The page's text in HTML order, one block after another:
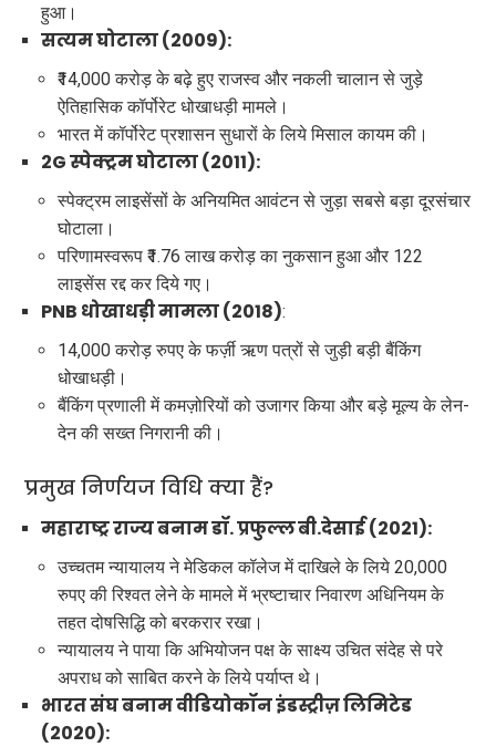
हुआ।
सत्यम घोटाला (2009):
₹14,000 करोड़ के बढ़े हुए राजस्व और नकली चालान से जुड़े
ऐतिहासिक कॉर्पोरेट धोखाधड़ी मामले।
भारत में कॉर्पोरेट प्रशासन सुधारों के लिये मिसाल कायम की।
2G स्पेक्ट्रम घोटाला (2011):
स्पेक्ट्रम लाइसेंसों के अनियमित आवंटन से जुड़ा सबसे बड़ा दूरसंचार
घोटाला।
परिणामस्वरूप ₹1.76 लाख करोड़ का नुकसान हुआ और 122
लाइसेंस रद्द कर दिये गए।
PNB धोखाधड़ी मामला (2018):
14,000 करोड़ रुपए के फर्ज़ी ऋण पत्रों से जुड़ी बड़ी बैंकिंग
धोखाधड़ी।
बैंकिंग प्रणाली में कमज़ोरियों को उजागर किया और बड़े मूल्य के लेन-
देन की सख्त निगरानी की।
प्रमुख निर्णयज विधि क्या हैं?
महाराष्ट्र राज्य बनाम डॉ. प्रफुल्ल बी.देसाई (2021):
उच्चतम न्यायालय ने मेडिकल कॉलेज में दाखिले के लिये 20,000
रुपए की रिश्वत लेने के मामले में भ्रष्टाचार निवारण अधिनियम के
तहत दोषसिद्धि को बरकरार रखा।
न्यायालय ने पाया कि अभियोजन पक्ष के साक्ष्य उचित संदेह से परे
अपराध को साबित करने के लिये पर्याप्त थे।
भारत संघ बनाम वीडियोकॉन इंडस्ट्रीज़ लिमिटेड
(2020):